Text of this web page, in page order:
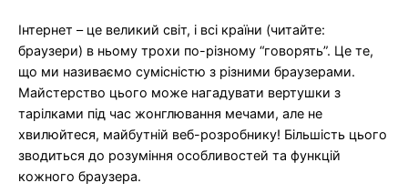
Інтернет – це великий світ, і всі країни (читайте:
браузери) в ньому трохи по-різному “говорять”. Це те,
що ми називаємо сумісністю з різними браузерами.
Майстерство цього може нагадувати вертушки з
тарілками під час жонглювання мечами, але не
хвилюйтеся, майбутній веб-розробнику! Більшість цього
зводиться до розуміння особливостей та функцій
кожного браузера.